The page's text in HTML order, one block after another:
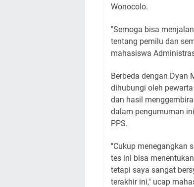
Wonocolo.
"Semoga bisa
tentang pemilu dan
mahasiswa
Berbeda dengan Dyan
dihubungi oleh
dan hasil
dalam pengumuman
PPS.
"Cukup menegangkan
tes ini bisa
tetapi saya sangat
terakhir ini," ucap